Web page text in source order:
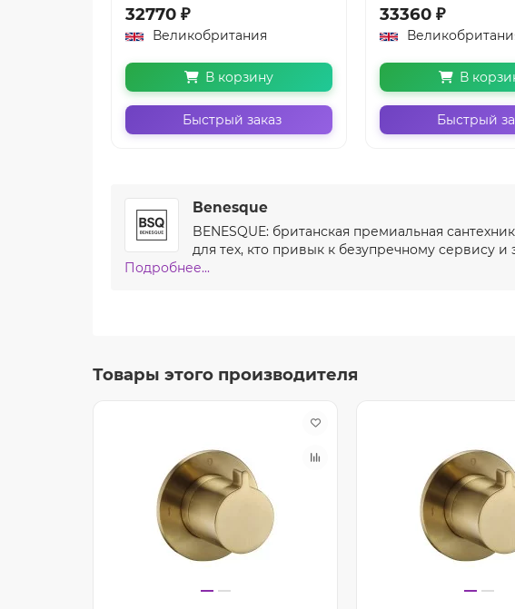
32770 ₽
Великобритания
В корзину
Быстрый заказ
33360 ₽
В
Быстрый
Benesque
BENESQUE: британская премиальная
для тех, кто привык к безупречному сервису
Подробнее...
Товары этого производителя